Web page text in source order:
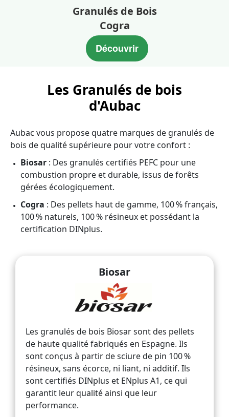
Granulés de Bois
Cogra
Découvrir
Les Granulés de bois
d'Aubac
Aubac vous propose quatre marques de granulés de
bois de qualité supérieure pour votre confort :
Biosar : Des granulés certifiés PEFC pour une
combustion propre et durable, issus de forêts
gérées écologiquement.
Cogra : Des pellets haut de gamme, 100 % français,
100 % naturels, 100 % résineux et possédant la
certification DINplus.
Biosar
Les granulés de bois Biosar sont des pellets
de haute qualité fabriqués en Espagne. Ils
sont conçus à partir de sciure de pin 100 %
résineux, sans écorce, ni liant, ni additif. Ils
sont certifiés DINplus et ENplus A1, ce qui
garantit leur qualité ainsi que leur
performance.